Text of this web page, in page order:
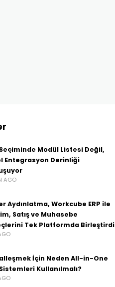
Seçiminde Modül Listesi Değil,
Entegrasyon Derinliği
AGO
Aydınlatma, Workcube ERP ile
Satış ve Muhasebe
Tek Platformda Birleştirdi
İçin Neden All-in-One
Sistemleri Kullanılmalı?